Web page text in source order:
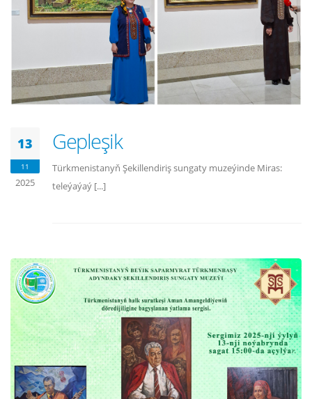
13
11
2025
Gepleşik
Türkmenistanyň Şekillendiriş sungaty muzeýinde Miras:
teleýaýaý [...]